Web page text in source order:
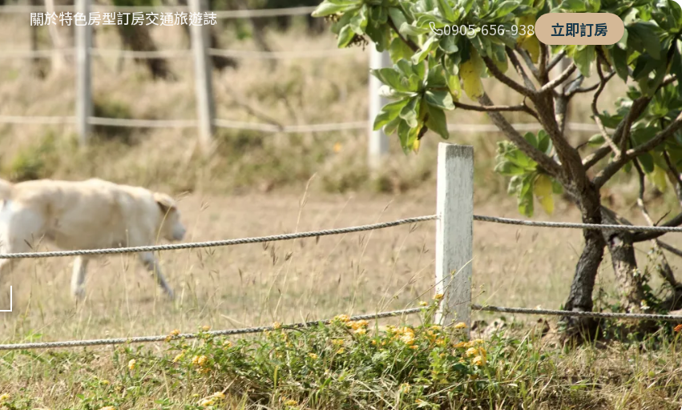
關於特色房型訂房交通旅遊誌
0905-656-938 立即訂房